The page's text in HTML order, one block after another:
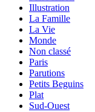
Illustration
La Famille
La Vie
Monde
Non classé
Paris
Parutions
Petits Beguins
Plat
Sud-Ouest